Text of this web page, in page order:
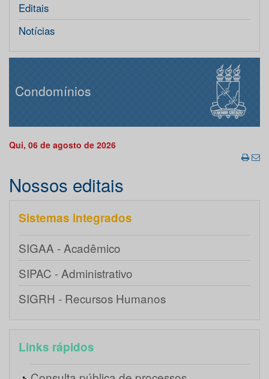
Editais
Notícias
Condomínios
Qui, 06 de agosto de 2026
Nossos editais
Sistemas integrados
SIGAA - Acadêmico
SIPAC - Administrativo
SIGRH - Recursos Humanos
Links rápidos